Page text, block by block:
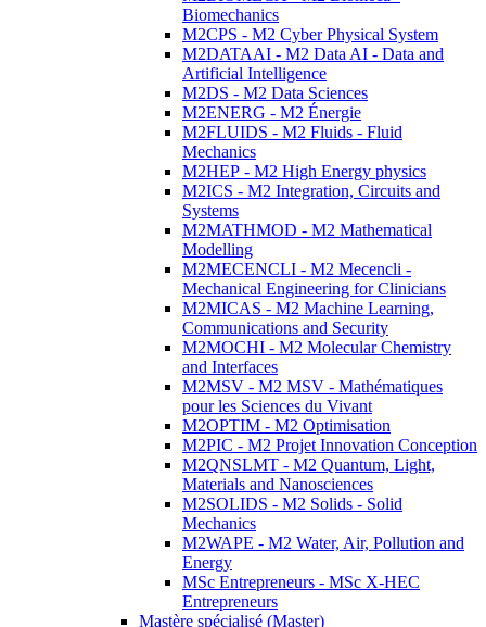
Biomechanics
M2CPS - M2 Cyber Physical System
M2DATAAI - M2 Data AI - Data and
Artificial Intelligence
M2DS - M2 Data Sciences
M2ENERG - M2 Énergie
M2FLUIDS - M2 Fluids - Fluid
Mechanics
M2HEP - M2 High Energy physics
M2ICS - M2 Integration, Circuits and
Systems
M2MATHMOD - M2 Mathematical
Modelling
M2MECENCLI - M2 Mecencli -
Mechanical Engineering for Clinicians
M2MICAS - M2 Machine Learning,
Communications and Security
M2MOCHI - M2 Molecular Chemistry
and Interfaces
M2MSV - M2 MSV - Mathématiques
pour les Sciences du Vivant
M2OPTIM - M2 Optimisation
M2PIC - M2 Projet Innovation Conception
M2QNSLMT - M2 Quantum, Light,
Materials and Nanosciences
M2SOLIDS - M2 Solids - Solid
Mechanics
M2WAPE - M2 Water, Air, Pollution and
Energy
MSc Entrepreneurs - MSc X-HEC
Entrepreneurs
Mastère spécialisé (Master)